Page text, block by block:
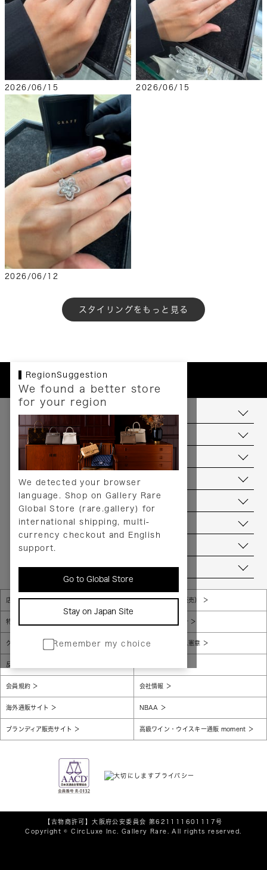
2026/06/15 2026/06/15
2026/06/12
もっと見る
RegionSuggestion
We found a better store
for your region
We detected your browser
language. Shop on Gallery Rare
Global Store (rare.gallery) for
international shipping, multi-
currency checkout and English
support.
Go to Global Store
Stay on Japan Site
Remember my choice
お支払いについて
配送について
送料について
返品について
ヘルプ
お問い合わせ
当店について
店舗一覧 販売規約（店頭販売）
特定商取引法に基づく表示 個人情報保護方針
グローバルプライバシーポリシー コンプライアンス憲章
反社会的勢力に対する基本方針
会員規約 会社情報
海外通販サイト NBAA
ブランディア販売サイト 高級ワイン・ウイスキー通販 moment
【古物商許可】大阪府公安委員会 第621111601117号
Copyright © CircLuxe Inc. Gallery Rare. All rights reserved.